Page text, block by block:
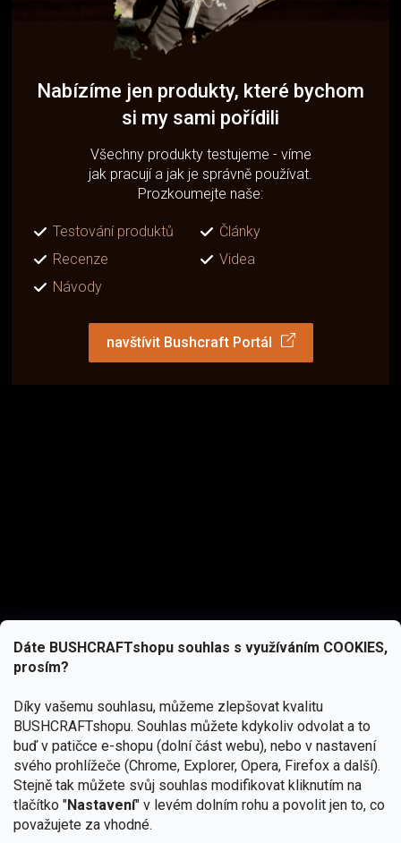
Dáte BUSHCRAFTshopu souhlas s využíváním COOKIES,
prosím?
Díky vašemu souhlasu, můžeme zlepšovat kvalitu
BUSHCRAFTshopu. Souhlas můžete kdykoliv odvolat a to
buď v patičce e-shopu (dolní část webu), nebo v nastavení
svého prohlížeče (Chrome, Explorer, Opera, Firefox a další).
Stejně tak můžete svůj souhlas modifikovat kliknutím na
tlačítko "Nastavení" v levém dolním rohu a povolit jen to, co
považujete za vhodné.
Nabízíme jen produkty, které bychom
si my sami pořídili
Všechny produkty testujeme - víme
jak pracují a jak je správně používat.
Prozkoumejte naše:
Testování produktů
Články
Recenze
Videa
Návody
navštívit Bushcraft Portál